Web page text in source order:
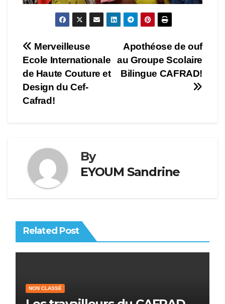
Navigation
de
l’article
Apothéose de ouf
au Groupe Scolaire
Bilingue CAFRAD!
Merveilleuse
Ecole Internationale
de Haute Couture et
Design du Cef-
Cafrad!
By
EYOUM Sandrine
Related Post
NON CLASSÉ